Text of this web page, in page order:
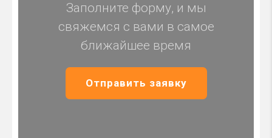
Заполните форму, и мы
свяжемся с вами в самое
ближайшее время
Отправить заявку